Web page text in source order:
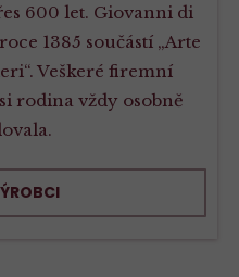
600 let. Giovanni di
1385 součástí „Arte
Veškeré firemní
rodina vždy osobně